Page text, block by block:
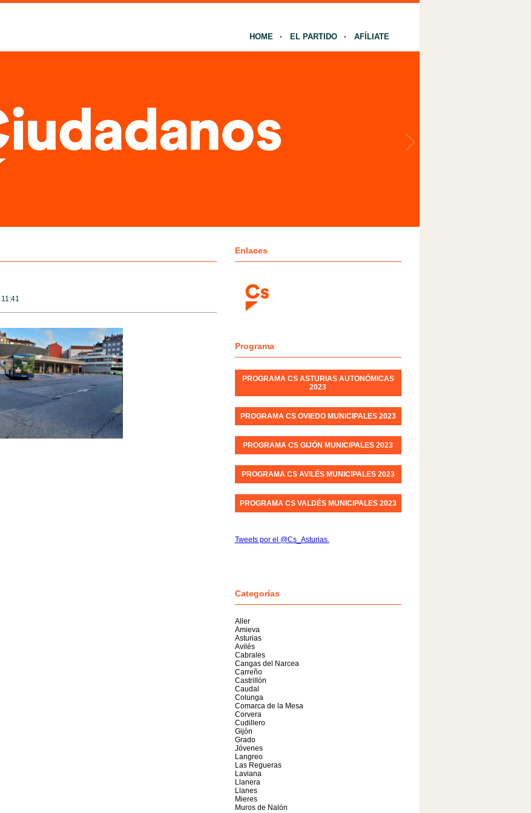
HOME EL PARTIDO AFÍLIATE
11:41
Enlaces
Programa
PROGRAMA CS ASTURIAS AUTONÓMICAS
2023
PROGRAMA CS OVIEDO MUNICIPALES 2023
PROGRAMA CS GIJÓN MUNICIPALES 2023
PROGRAMA CS AVILÉS MUNICIPALES 2023
PROGRAMA CS VALDÉS MUNICIPALES 2023
Tweets por el @Cs_Asturias.
Categorías
Aller
Amieva
Asturias
Avilés
Cabrales
Cangas del Narcea
Carreño
Castrillón
Caudal
Colunga
Comarca de la Mesa
Corvera
Cudillero
Gijón
Grado
Jóvenes
Langreo
Las Regueras
Laviana
Llanera
Llanes
Mieres
Muros de Nalón